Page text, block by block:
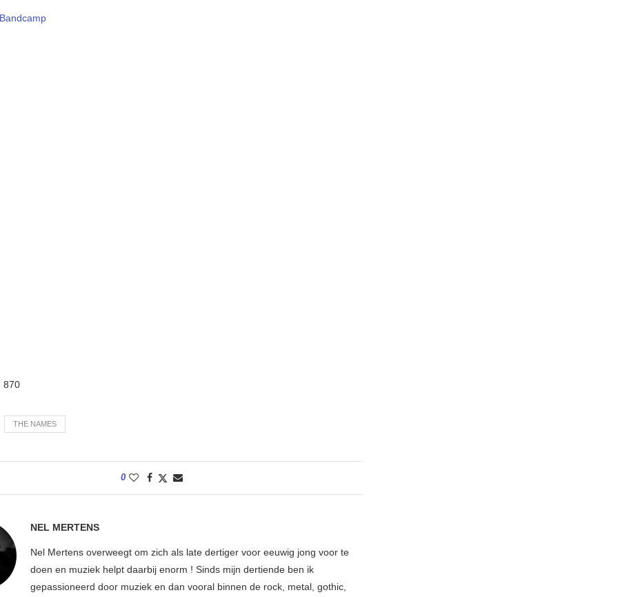
Bandcamp
870
THE NAMES
0
NEL MERTENS
Nel Mertens overweegt om zich als late dertiger voor eeuwig jong voor te
doen en muziek helpt daarbij enorm ! Sinds mijn dertiende ben ik
gepassioneerd door muziek en dan vooral binnen de rock, metal, gothic,